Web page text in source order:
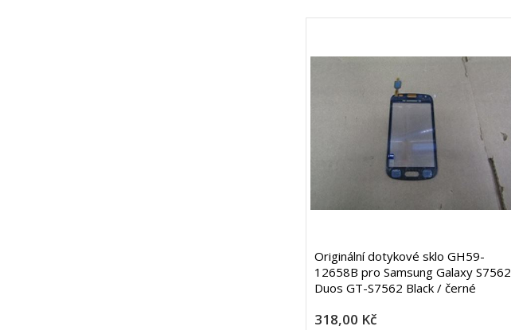
Originální dotykové sklo GH59-
12658B pro Samsung Galaxy S7562
Duos GT-S7562 Black / černé
318,00 Kč